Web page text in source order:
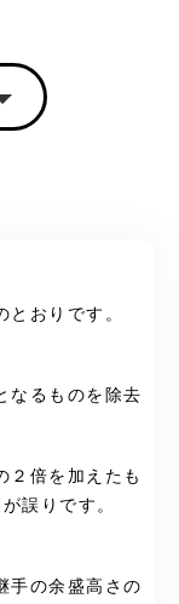
おりです。
なるものを除去
２倍を加えたも
誤りです。
手の余盛高さの